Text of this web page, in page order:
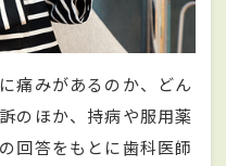
痛みがあるのか、どん
のほか、持病や服用薬
回答をもとに歯科医師